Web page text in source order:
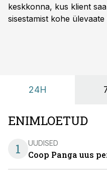
keskkonna, kus klient
sisestamist kohe
24H
ENIMLOETUD
1
UUDISED
Coop Panga uus